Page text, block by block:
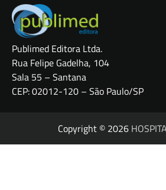
Publimed Editora Ltda.
Rua Felipe Gadelha, 104
Sala 55 – Santana
CEP: 02012-120 – São Paulo/SP
Copyright © 2026